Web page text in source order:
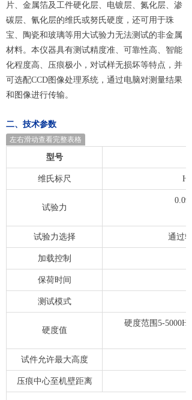
片、金属箔及工件硬化层、电镀层、氮化层、渗
碳层、氰化层的维氏或努氏硬度，还可用于珠
宝、陶瓷和玻璃等用大试验力无法测试的非金属
材料。本仪器具有测试精度准、可靠性高、智能
化程度高、压痕极小，对试样无损坏等特点，并
可选配CCD图像处理系统，通过电脑对测量结果
和图像进行传输。
二、技术参数
左右滑动查看完整表格
型号
维氏标尺
试验力
试验力选择 通过
加载控制
保荷时间
测试模式
硬度值
硬度范围5-
试件允许最大高度
压痕中心至机壁距离